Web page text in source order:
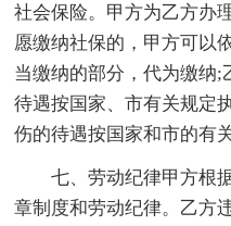
社会保险。甲方为乙方办
愿缴纳社保的，甲方可以
当缴纳的部分，代为缴纳;
待遇按国家、市有关规定
伤的待遇按国家和市的有
七、劳动纪律甲方根
章制度和劳动纪律。乙方